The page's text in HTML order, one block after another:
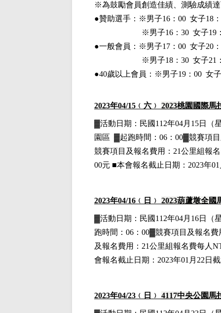
※為鼓勵會員創造佳績、測驗成績
●贊助選手：※男子16：00 女子18
※男子16：30 女子19
●一般會員： ※男子17：00 女子20
※男子18：30 女子21
●40歲以上會員：※男子19：00 女
2023年04/15 ﹙六﹚ 2023桃園國際馬
▓活動日期： 民國112年04月15日
（
園區 ▓起跑時間：06：00▓競賽項目
競賽項目 及報名費用 ：21公里組報
00元 ■本會報名截止日期：2023年
2023年04/16 ﹙日﹚ 2023葫蘆墩全國
▓活動日期： 民國112年04月16日
（
跑時間：06：00▓競賽項目 及報名費
及報名費用 ：21公里組報名費每人
會報名截止日期：2023年01月22日
2023年04/23 ﹙日﹚ 4117中央公園馬